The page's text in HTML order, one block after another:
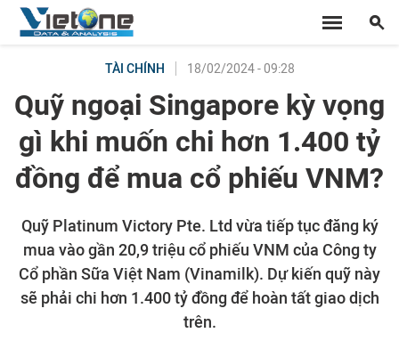
TÀI CHÍNH 18/02/2024 - 09:28
Quỹ ngoại Singapore kỳ vọng
gì khi muốn chi hơn 1.400 tỷ
đồng để mua cổ phiếu VNM?
Quỹ Platinum Victory Pte. Ltd vừa tiếp tục đăng ký
mua vào gần 20,9 triệu cổ phiếu VNM của Công ty
Cổ phần Sữa Việt Nam (Vinamilk). Dự kiến quỹ này
sẽ phải chi hơn 1.400 tỷ đồng để hoàn tất giao dịch
trên.